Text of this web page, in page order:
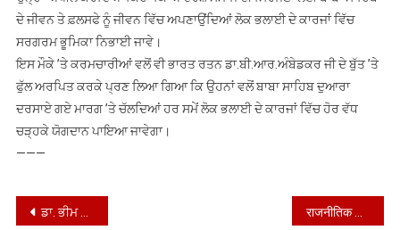
ਦੇ ਜੀਵਨ ਤੇ ਫ਼ਲਸਫੇ ਨੂੰ ਜੀਵਨ ਵਿੱਚ ਅਪਣਾਉਂਦਿਆਂ ਲੋਕ ਭਲਾਈ ਦੇ ਕਾਰਜਾਂ ਵਿੱਚ
ਸਰਗਰਮ ਭੂਮਿਕਾ ਨਿਭਾਈ ਜਾਵੇ।
ਇਸ ਮੌਕੇ ’ਤੇ ਕਰਮਚਾਰੀਆਂ ਵਲੋਂ ਵੀ ਭਾਰਤ ਰਤਨ ਡਾ.ਬੀ.ਆਰ.ਅੰਬੇਡਕਰ ਜੀ ਦੇ ਬੁੱਤ ’ਤੇ
ਫੁੱਲ ਅਰਪਿਤ ਕਰਕੇ ਪ੍ਰਣ ਲਿਆ ਗਿਆ ਕਿ ਉਹਨਾਂ ਵਲੋਂ ਬਾਬਾ ਸਾਹਿਬ ਦੁਆਰਾ
ਦਰਸਾਏ ਗਏ ਮਾਰਗ ’ਤੇ ਚੱਲਦਿਆਂ ਹਰ ਸਮੇਂ ਲੋਕ ਭਲਾਈ ਦੇ ਕਾਰਜਾਂ ਵਿੱਚ ਹੋਰ ਵੱਧ
ਚੜ੍ਹਕੇ ਯੋਗਦਾਨ ਪਾਇਆ ਜਾਵੇਗਾ।
———
Post
ਡਾ. ਭੀਮ ਰਾਓ ਅੰਬੇਦਕਰ ਜੀ ਦੀ 134ਵੀਂ ਜਯੰਤੀ ਮੌਕੇ ਜ਼ਿਲ੍ਹਾ ਪ੍ਰਸ਼ਾਸਨ ਨੇ ਬਾਬਾ ਸਾਹਿਬ ਨੂੰ ਸ਼ਰਧਾ ਦੇ ਫੁੱਲ ਭੇਂਟ ਕੀਤੇ